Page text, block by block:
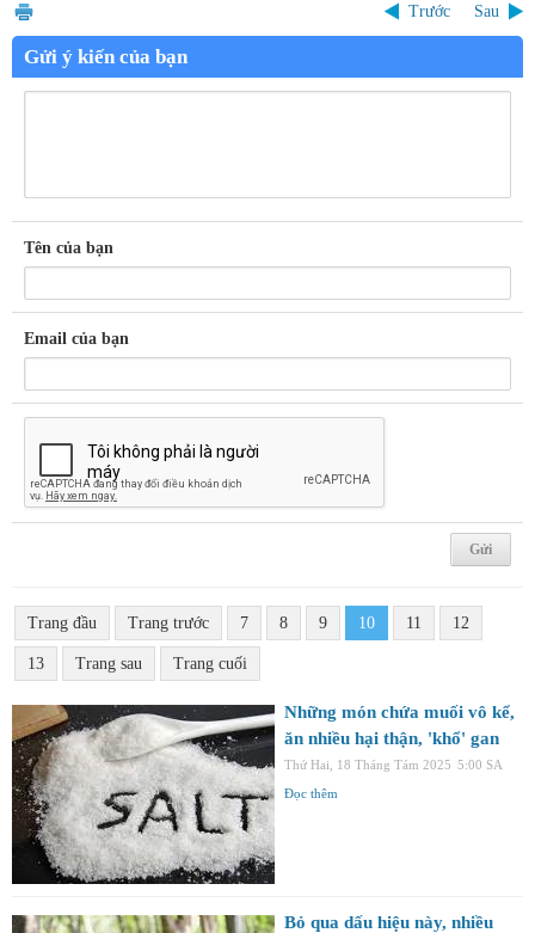
Trước Sau
Gửi ý kiến của bạn
Tên của bạn
Email của bạn
Trang đầu Trang trước 7 8 9 10 11 12
13 Trang sau Trang cuối
Những món chứa muối vô kể,
ăn nhiều hại thận, 'khổ' gan
Thứ Hai, 18 Tháng Tám 2025 5:00 SA
Đọc thêm
Bỏ qua dấu hiệu này, nhiều